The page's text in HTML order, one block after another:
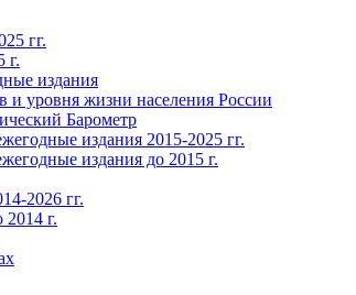
гг.
г.
издания
и уровня жизни населения России
Барометр
издания 2015-2025 гг.
издания до 2015 г.
2026 гг.
г.